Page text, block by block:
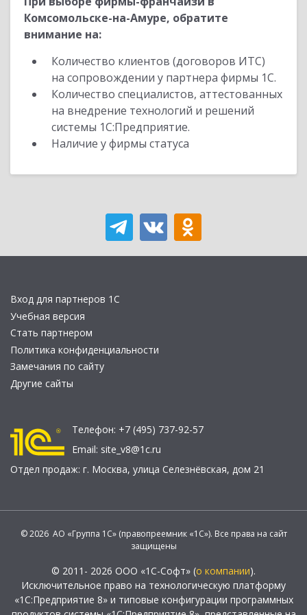
Комсомольске-на-Амуре, обратите
внимание на:
Количество клиентов (договоров ИТС)
на сопровождении у партнера фирмы 1С.
Количество специалистов, аттестованных
на внедрение технологий и решений
системы 1С:Предприятие.
Наличие у фирмы статуса
Вход для партнеров 1С
Учебная версия
Стать партнером
Политика конфиденциальности
Замечания по сайту
Другие сайты
Телефон: +7 (495) 737-92-57
Email: site_v8@1c.ru
Отдел продаж: г. Москва, улица Селезнёвская, дом 21
© 2026 АО «Группа 1С» (правопреемник «1С»). Все права на сайт
защищены
© 2011- 2026 ООО «1С-Софт» (о компании).
Исключительное право на технологическую платформу
«1С:Предприятие 8» и типовые конфигурации программных